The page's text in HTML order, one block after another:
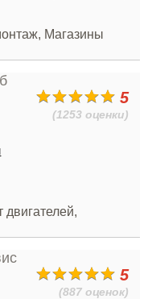
Магазины
5
(1253 оценки)
5
(887 оценок)